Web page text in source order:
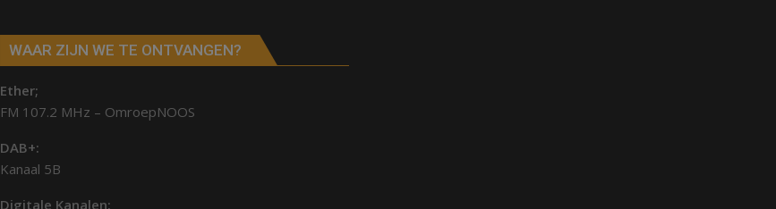
WAAR ZIJN WE TE ONTVANGEN?
Ether;
FM 107.2 MHz – OmroepNOOS
DAB+:
Kanaal 5B
Digitale Kanalen: